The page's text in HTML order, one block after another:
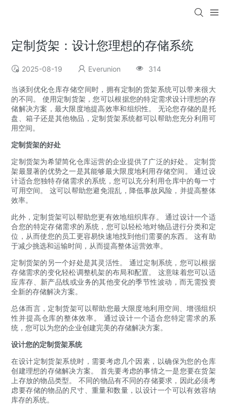
定制货架：设计您理想的存储系统
2025-08-19 Everunion 314
当谈到优化仓库存储空间时，拥有定制的货架系统可以带来很大
的不同。 使用定制货架，您可以根据您的特定需求设计理想的存
储解决方案，最大限度地提高效率和组织性。 无论您存储的是托
盘、箱子还是其他物品，定制货架系统都可以帮助您充分利用可
用空间。
定制货架的好处
定制货架为希望简化仓库运营的企业提供了广泛的好处。 定制货
架最显著的优势之一是其能够最大限度地利用存储空间。 通过设
计适合您独特存储需求的系统，您可以充分利用仓库中的每一寸
可用空间。 这可以帮助您避免混乱，降低事故风险，并提高整体
效率。
此外，定制货架可以帮助您更有效地组织库存。 通过设计一个适
合您的特定存储需求的系统，您可以轻松地对物品进行分类和定
位，从而使您的员工更容易快速地找到他们需要的东西。 这有助
于减少挑选和运输时间，从而提高整体运营效率。
定制货架的另一个好处是其灵活性。 通过定制系统，您可以根据
存储需求的变化轻松调整机架的布局和配置。 这意味着您可以适
应库存、新产品线或业务的其他变化的季节性波动，而无需投资
全新的存储解决方案。
总体而言，定制货架可以帮助您最大限度地利用空间、增强组织
性并提高仓库的整体效率。 通过设计一个适合您特定需求的系
统，您可以为您的企业创建完美的存储解决方案。
设计您的定制货架系统
在设计定制货架系统时，需要考虑几个因素，以确保为您的仓库
创建理想的存储解决方案。 首先要考虑的事情之一是您要在货架
上存放的物品类型。 不同的物品有不同的存储要求，因此必须考
虑要存储的物品的尺寸、重量和数量，以设计一个可以有效容纳
库存的系统。